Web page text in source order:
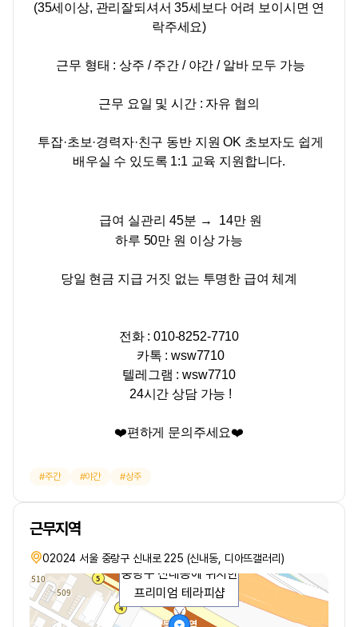
(35세이상, 관리잘되셔서 35세보다 어려 보이시면 연
락주세요)
근무 형태 : 상주 / 주간 / 야간 / 알바 모두 가능
근무 요일 및 시간 : 자유 협의
투잡·초보·경력자·친구 동반 지원 OK 초보자도 쉽게
배우실 수 있도록 1:1 교육 지원합니다.
급여 실관리 45분 →
14만 원
하루 50만 원 이상 가능
당일 현금 지급 거짓 없는 투명한 급여 체계
전화 : 010-8252-7710
카톡 : wsw7710
텔레그램 : wsw7710
24시간 상담 가능 !
❤️편하게 문의주세요❤️
주간 야간 상주
근무지역
02024 서울 중랑구 신내로 225 (신내동, 디아뜨갤러리)
중랑구 신내동에 위치한
프리미엄 테라피샵